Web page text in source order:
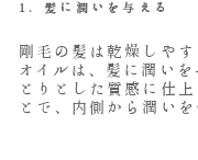
1. 髪に潤いを与える
剛毛の髪は乾燥しや
オイルは、髪に潤い
とりとした質感に仕
とで、内側から潤い